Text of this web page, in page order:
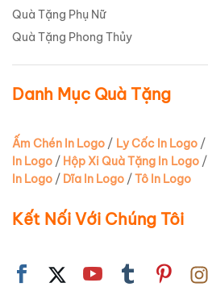
Quà Tặng Phụ Nữ
Quà Tặng Phong Thủy
Danh Mục Quà Tặng
Ấm Chén In Logo / Ly Cốc In Logo/
In Logo / Hộp Xi Quà Tặng In Logo/
In Logo / Dĩa In Logo /Tô In Logo
Kết Nối Với Chúng Tôi